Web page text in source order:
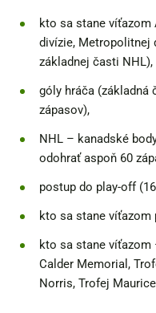
kto sa stane víťazom
divízie, Metropolitnej
základnej časti NHL),
góly hráča (základná
zápasov),
NHL – kanadské
odohrať aspoň 60
postup do play-off
kto sa stane
kto sa stane víťazom
Calder Memorial,
Norris, Trofej